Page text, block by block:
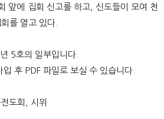
앞에 집회 신고를 하고, 신도들이 모여 천
를 열고 있다.
5호의 일부입니다.
후 PDF 파일로 보실 수 있습니다.
도회, 시위